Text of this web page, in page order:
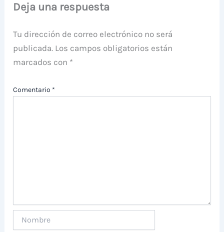
Deja una respuesta
Tu dirección de correo electrónico no será
publicada. Los campos obligatorios están
marcados con *
Comentario *